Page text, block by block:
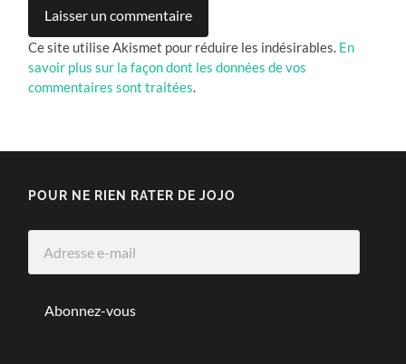
Ce site utilise Akismet pour réduire les indésirables. En
savoir plus sur la façon dont les données de vos
commentaires sont traitées.
POUR NE RIEN RATER DE JOJO
Abonnez-vous